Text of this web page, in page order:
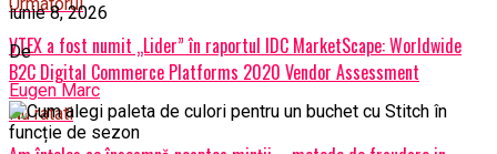
VTEX a fost numit „Lider” în raportul IDC MarketScape: Worldwide
B2C Digital Commerce Platforms 2020 Vendor Assessment
Nu ratati
iunie 8, 2026
De
Eugen Marc